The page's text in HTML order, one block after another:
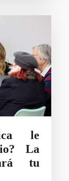
le
La
tu